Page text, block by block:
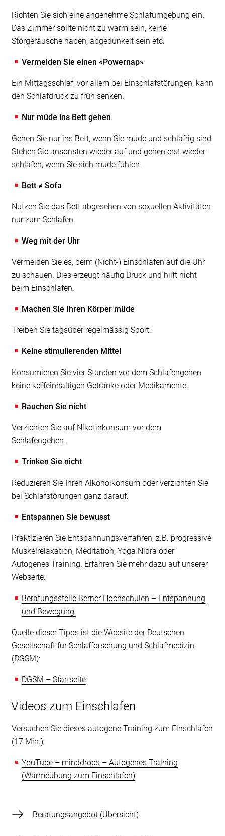
Richten Sie sich eine angenehme Schlafumgebung ein.
Das Zimmer sollte nicht zu warm sein, keine
Störgeräusche haben, abgedunkelt sein etc.
Vermeiden Sie einen «Powernap»
Ein Mittagsschlaf, vor allem bei Einschlafstörungen, kann
den Schlafdruck zu früh senken.
Nur müde ins Bett gehen
Gehen Sie nur ins Bett, wenn Sie müde und schläfrig sind.
Stehen Sie ansonsten wieder auf und gehen erst wieder
schlafen, wenn Sie sich müde fühlen.
Bett ≠ Sofa
Nutzen Sie das Bett abgesehen von sexuellen Aktivitäten
nur zum Schlafen.
Weg mit der Uhr
Vermeiden Sie es, beim (Nicht-) Einschlafen auf die Uhr
zu schauen. Dies erzeugt häufig Druck und hilft nicht
beim Einschlafen.
Machen Sie Ihren Körper müde
Treiben Sie tagsüber regelmässig Sport.
Keine stimulierenden Mittel
Konsumieren Sie vier Stunden vor dem Schlafengehen
keine koffeinhaltigen Getränke oder Medikamente.
Rauchen Sie nicht
Verzichten Sie auf Nikotinkonsum vor dem
Schlafengehen.
Trinken Sie nicht
Reduzieren Sie Ihren Alkoholkonsum oder verzichten Sie
bei Schlafstörungen ganz darauf.
Entspannen Sie bewusst
Praktizieren Sie Entspannungsverfahren, z.B. progressive
Muskelrelaxation, Meditation, Yoga Nidra oder
Autogenes Training. Erfahren Sie mehr dazu auf unserer
Webseite:
Beratungsstelle Berner Hochschulen – Entspannung
und Bewegung
Quelle dieser Tipps ist die Website der Deutschen
Gesellschaft für Schlafforschung und Schlafmedizin
(DGSM):
DGSM – Startseite
Videos zum Einschlafen
Versuchen Sie dieses autogene Training zum Einschlafen
(17 Min.):
YouTube – minddrops – Autogenes Training
(Wärmeübung zum Einschlafen)
Beratungsangebot (Übersicht)